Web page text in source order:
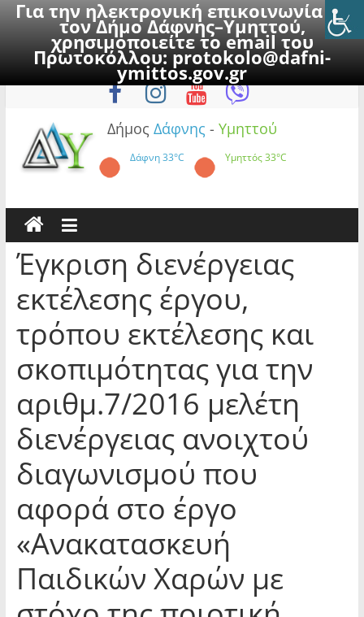
Για την ηλεκτρονική επικοινωνία με
τον Δήμο Δάφνης–Υμηττού,
χρησιμοποιείτε το email του
Πρωτοκόλλου:protokolo@dafni-
ymittos.gov.gr
to
Κυριακή, 9 Αυγούστου 2026
Δήμος Δάφνης - Υμηττού
Δάφνη33°C Υμηττός33°C
Έγκριση διενέργειας
εκτέλεσης έργου,
τρόπου εκτέλεσης και
σκοπιμότητας για την
αριθμ.7/2016 μελέτη
διενέργειας ανοιχτού
διαγωνισμού που
αφορά στο έργο
«Ανακατασκευή
Παιδικών Χαρών με